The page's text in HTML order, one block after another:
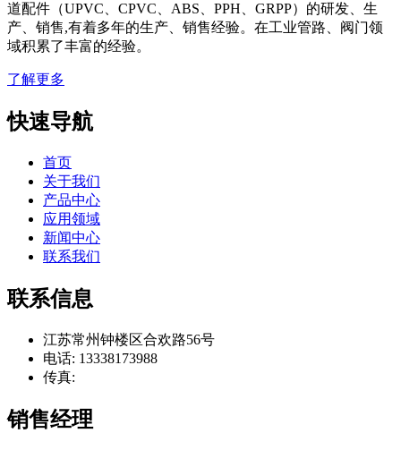
道配件（UPVC、CPVC、ABS、PPH、GRPP）的研发、生
产、销售,有着多年的生产、销售经验。在工业管路、阀门领
域积累了丰富的经验。
了解更多
快速导航
首页
关于我们
产品中心
应用领域
新闻中心
联系我们
联系信息
江苏常州钟楼区合欢路56号
电话: 13338173988
传真:
销售经理